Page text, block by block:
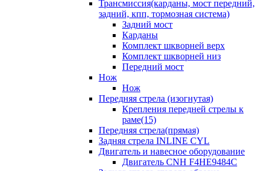
Трансмиссия(карданы, мост передний,
задний, кпп, тормозная система)
Задний мост
Карданы
Комплект шкворней верх
Комплект шкворней низ
Передний мост
Нож
Нож
Передняя стрела (изогнутая)
Крепления передней стрелы к
раме(15)
Передняя стрела(прямая)
Задняя стрела INLINE CYL
Двигатель и навесное оборудование
Двигатель CNH F4HE9484C